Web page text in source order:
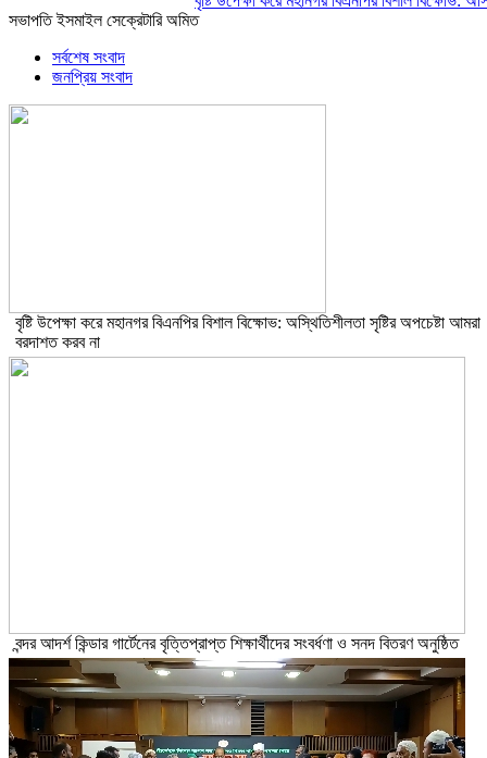
সভাপতি ইসমাইল সেক্রেটারি অমিত
সর্বশেষ সংবাদ
জনপ্রিয় সংবাদ
বৃষ্টি উপেক্ষা করে মহানগর বিএনপির বিশাল বিক্ষোভ: অস্থিতিশীলতা সৃষ্টির অপচেষ্টা আমরা
বরদাশত করব না
বন্দর আদর্শ কিন্ডার গার্টেনের বৃত্তিপ্রাপ্ত শিক্ষার্থীদের সংবর্ধণা ও সনদ বিতরণ অনুষ্ঠিত